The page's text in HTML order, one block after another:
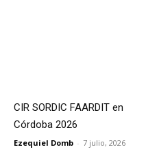
CIR SORDIC FAARDIT en
Córdoba 2026
Ezequiel Domb - 7 julio, 2026